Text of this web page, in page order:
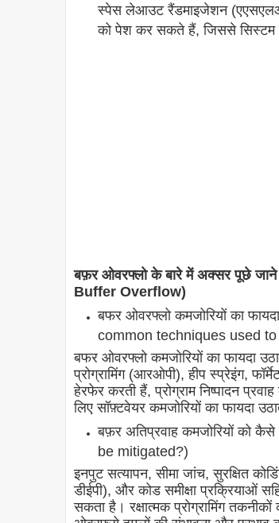
स्पेस लेआउट रैंडमाइजेशन
को पेश कर सकते हैं, जिससे सिस्टम
बफ़र ओवरफ्लो के बारे में अक्सर पूछे
Buffer Overflow)
बफर ओवरफ्लो कमजोरियों का
common techniques used
बफर ओवरफ्लो कमजोरियों का फायदा
प्रोग्रामिंग (आरओपी), हीप स्प्रेइंग,
हेरफेर करती हैं, प्रोग्राम निष्पादन
लिए सॉफ़्टवेयर कमजोरियों का फायदा
बफ़र अतिप्रवाह कमजोरियों को
be mitigated?)
इनपुट सत्यापन, सीमा जांच, सुरक्षित
डीईपी), और कोड समीक्षा प्रक्रियाओं
सकता है। रक्षात्मक प्रोग्रामिंग